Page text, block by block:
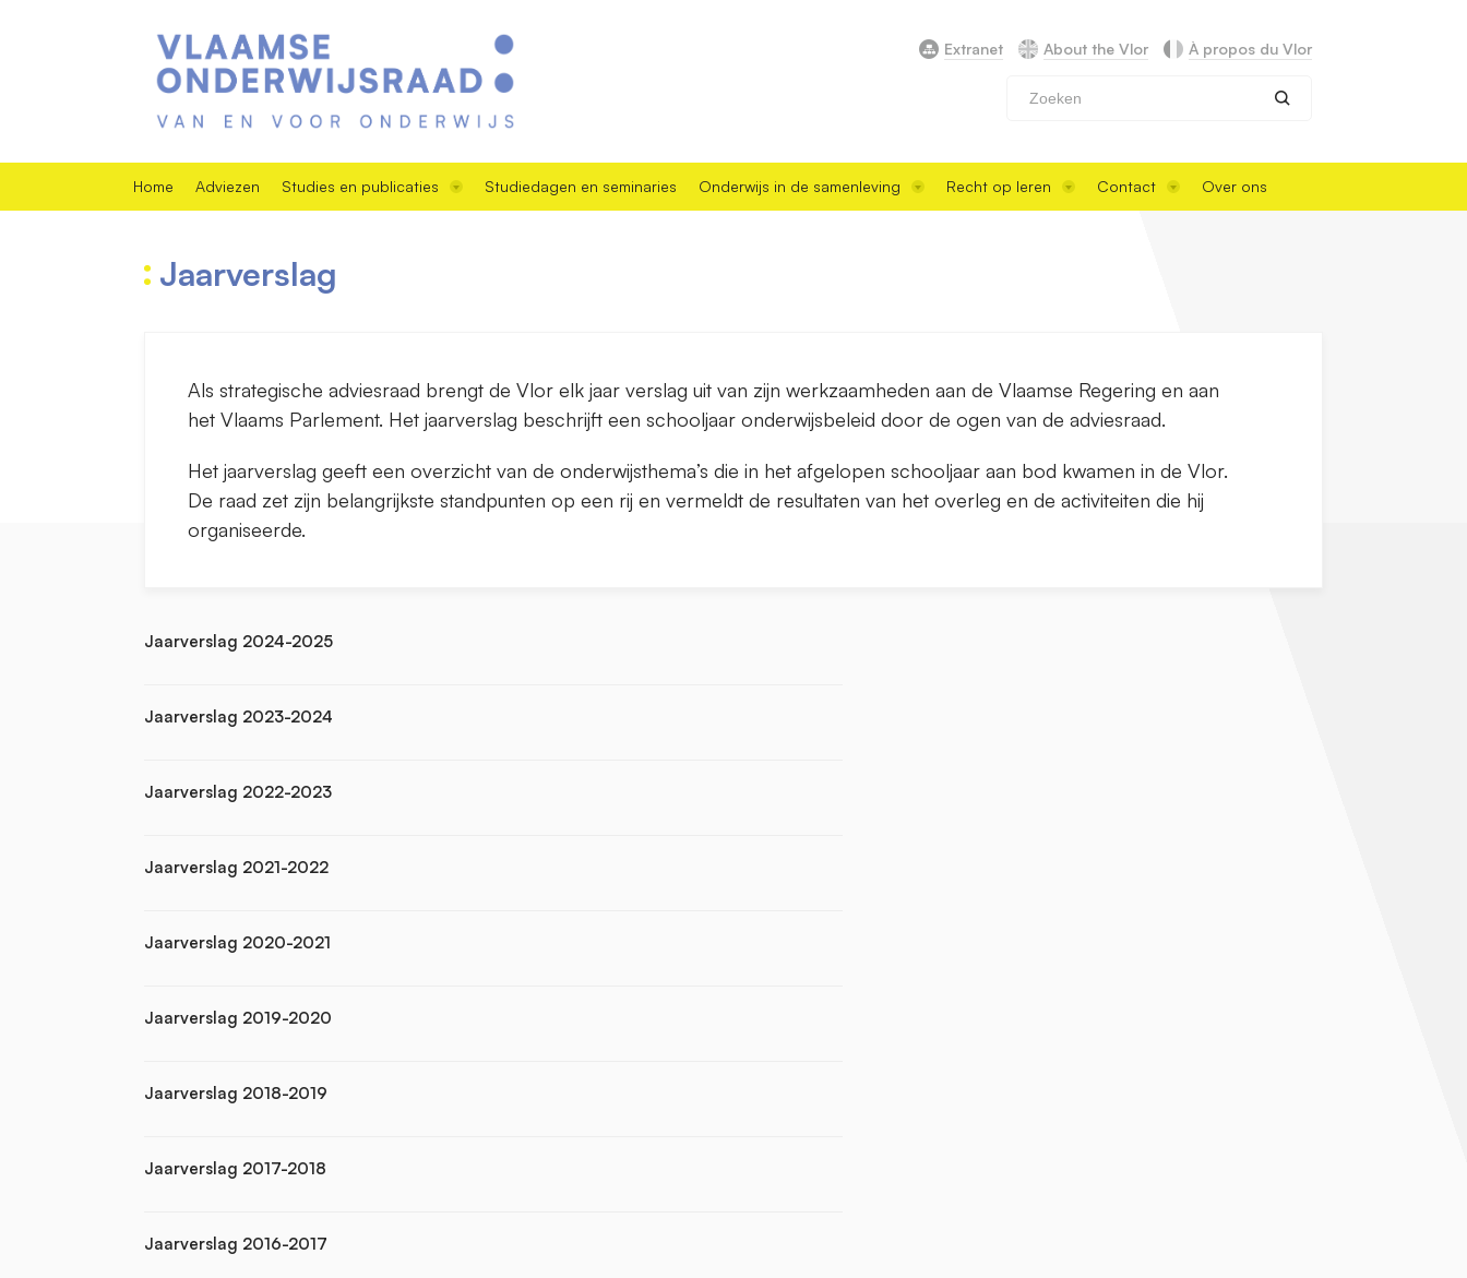
Extranet About the Vlor À propos du Vlor
Home Adviezen Studies en publicaties Studiedagen en seminaries Onderwijs in de samenleving Recht op leren Contact Over ons
Jaarverslag
Als strategische adviesraad brengt de Vlor elk jaar verslag uit van zijn werkzaamheden aan de Vlaamse Regering en aan
het Vlaams Parlement. Het jaarverslag beschrijft een schooljaar onderwijsbeleid door de ogen van de adviesraad.
Het jaarverslag geeft een overzicht van de onderwijsthema’s die in het afgelopen schooljaar aan bod kwamen in de Vlor.
De raad zet zijn belangrijkste standpunten op een rij en vermeldt de resultaten van het overleg en de activiteiten die hij
organiseerde.
Jaarverslag 2024-2025
Jaarverslag 2023-2024
Jaarverslag 2022-2023
Jaarverslag 2021-2022
Jaarverslag 2020-2021
Jaarverslag 2019-2020
Jaarverslag 2018-2019
Jaarverslag 2017-2018
Jaarverslag 2016-2017